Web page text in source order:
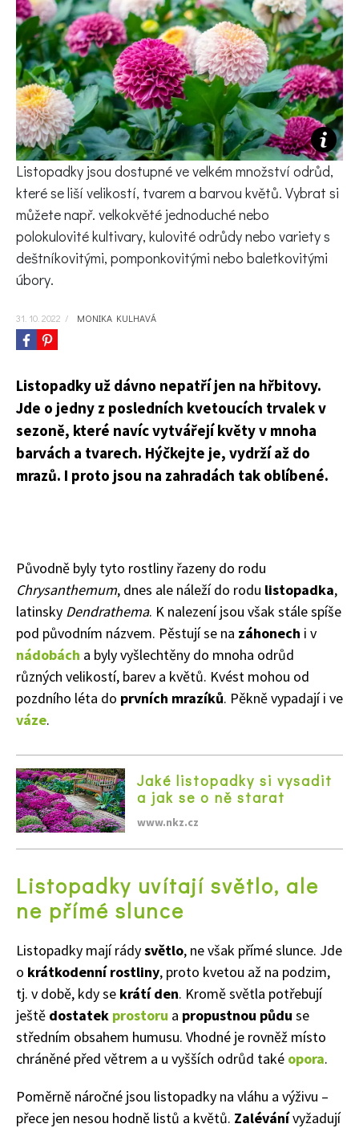
KVÍZY A TESTY
Listopadky jsou dostupné ve velkém množství odrůd,
které se liší velikostí, tvarem a barvou květů. Vybrat si
můžete např. velkokvěté jednoduché nebo
polokulovité kultivary, kulovité odrůdy nebo variety s
deštníkovitými, pomponkovitými nebo baletkovitými
úbory.
31. 10. 2022 / MONIKA KULHAVÁ
Listopadky už dávno nepatří jen na hřbitovy.
Jde o jedny z posledních kvetoucích trvalek v
sezoně, které navíc vytvářejí květy v mnoha
barvách a tvarech. Hýčkejte je, vydrží až do
mrazů. I proto jsou na zahradách tak oblíbené.
Původně byly tyto rostliny řazeny do rodu
Chrysanthemum, dnes ale náleží do rodu listopadka,
latinsky Dendrathema. K nalezení jsou však stále spíše
pod původním názvem. Pěstují se na záhonech i v
nádobách a byly vyšlechtěny do mnoha odrůd
různých velikostí, barev a květů. Kvést mohou od
pozdního léta do prvních mrazíků. Pěkně vypadají i ve
váze.
Jaké listopadky si vysadit
a jak se o ně starat
www.nkz.cz
Listopadky uvítají světlo, ale
ne přímé slunce
Listopadky mají rádysvětlo, ne však přímé slunce. Jde
o krátkodenní rostliny, proto kvetou až na podzim,
tj. v době, kdy se krátí den. Kromě světla potřebují
ještě dostatek prostoru a propustnou půdu se
středním obsahem humusu. Vhodné je rovněž místo
chráněné před větrem a u vyšších odrůd také opora.
Poměrně náročné jsou listopadky na vláhu a výživu –
přece jen nesou hodně listů a květů. Zalévánívyžadují